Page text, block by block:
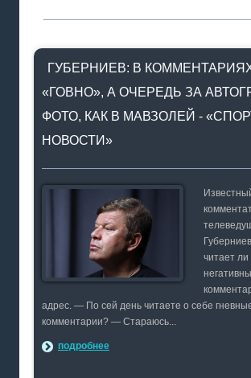
ГУБЕРНИЕВ: В
«ГОВНО», А ОЧЕРЕДЬ ЗА
ФОТО, КАК В МАВЗОЛЕЙ -
НОВОСТИ»
читает ли
адрес. — По сей день читаете о себе
комментарии? — Стараюсь...
подробнее